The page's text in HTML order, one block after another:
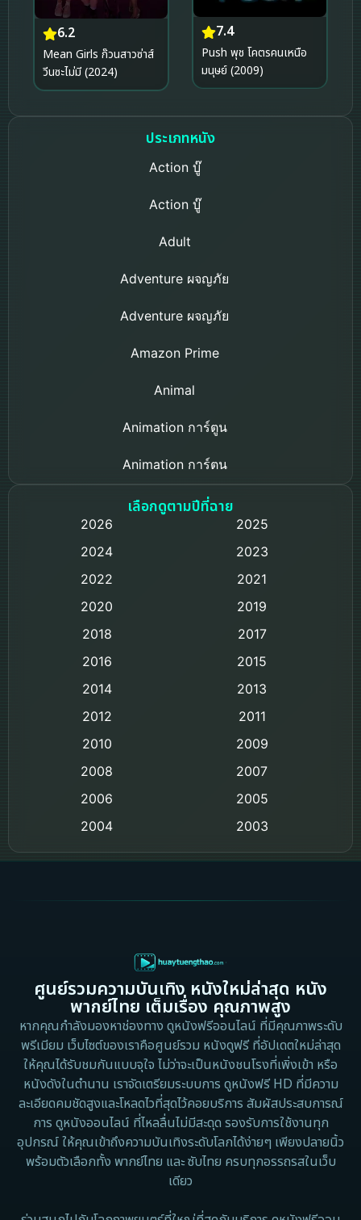
6.2
Mean Girls ก๊วนสาวซ่าส์
วีนซะไม่มี (2024)
7.4
Push พุช โคตรคนเหนือ
มนุษย์ (2009)
ประเภทหนัง
Action บู๊
Action บู๊
Adult
Adventure ผจญภัย
Adventure ผจญภัย
Amazon Prime
Animal
Animation การ์ตูน
Animation การ์ตูน
Based on a True Story เรื่องจริง
Detective สืบสวน
Disaster
Disney+
Documentary สารคดี
Documentary สารคดี
Drama ดราม่า
Drama ดราม่า
เลือกดูตามปีที่ฉาย
2026
2025
2024
2023
2022
2021
2020
2019
2018
2017
2016
2015
2014
2013
2012
2011
2010
2009
2008
2007
2006
2005
2004
2003
2002
2000
1983
1982
1971
1962
ศูนย์รวมความบันเทิง หนังใหม่ล่าสุด หนัง
พากย์ไทย เต็มเรื่อง คุณภาพสูง
หากคุณกำลังมองหาช่องทาง ดูหนังฟรีออนไลน์ ที่มีคุณภาพระดับ
พรีเมียม เว็บไซต์ของเราคือศูนย์รวม หนังดูฟรี ที่อัปเดตใหม่ล่าสุด
ให้คุณได้รับชมกันแบบจุใจ ไม่ว่าจะเป็นหนังชนโรงที่เพิ่งเข้า หรือ
หนังดังในตำนาน เราจัดเตรียมระบบการ ดูหนังฟรี HD ที่มีความ
ละเอียดคมชัดสูงและโหลดไวที่สุดไว้คอยบริการ สัมผัสประสบการณ์
การ ดูหนังออนไลน์ ที่ไหลลื่นไม่มีสะดุด รองรับการใช้งานทุก
อุปกรณ์ ให้คุณเข้าถึงความบันเทิงระดับโลกได้ง่ายๆ เพียงปลายนิ้ว
พร้อมตัวเลือกทั้ง พากย์ไทย และ ซับไทย ครบทุกอรรถรสในเว็บ
เดียว